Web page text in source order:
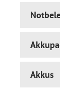
Akkus